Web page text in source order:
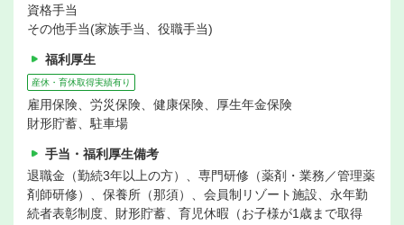
資格手当
その他手当(家族手当、役職手当)
福利厚生
産休・育休取得実績有り
雇用保険、労災保険、健康保険、厚生年金保険
財形貯蓄、駐車場
手当・福利厚生備考
退職金（勤続3年以上の方）、専門研修（薬剤・業務／管理薬
剤師研修）、保養所（那須）、会員制リゾート施設、永年勤
続者表彰制度、財形貯蓄、育児休暇（お子様が1歳まで取得